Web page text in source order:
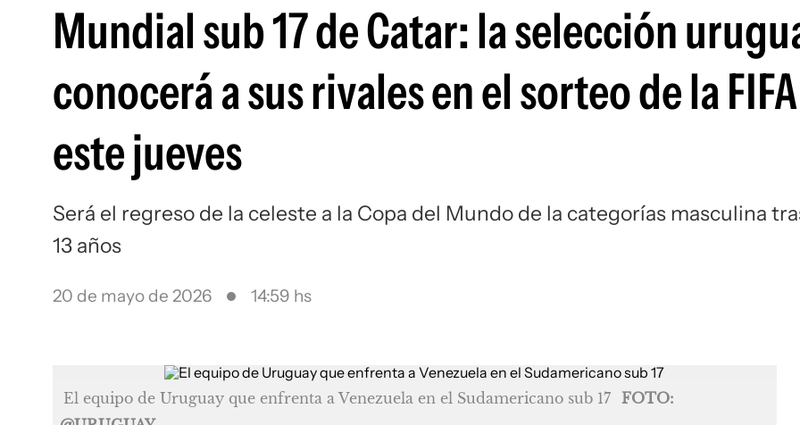
Mundial sub 17 de Catar: la selección
conocerá a sus rivales en el sorteo de la
este jueves
Será el regreso de la celeste a la Copa del Mundo de la categorías masculina
13 años
20 de mayo de 2026 14:59 hs
El equipo de Uruguay que enfrenta a Venezuela en el Sudamericano sub 17 FOTO: